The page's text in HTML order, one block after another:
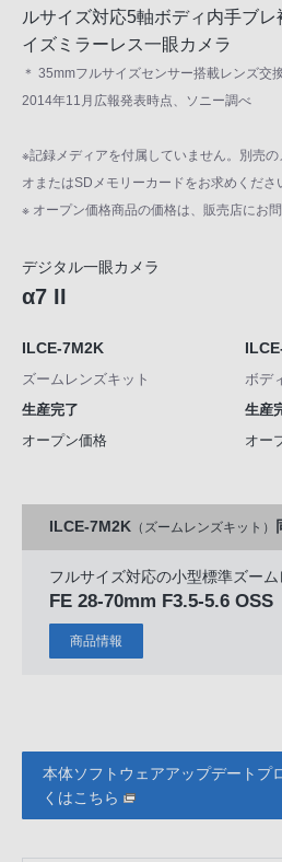
ルサイズ対応5軸ボディ内手ブ
イズミラーレス一眼カメラ
＊ 35mmフルサイズセンサー搭載レンズ交
2014年11月広報発表時点、ソニー調べ
※記録メディアを付属していません。別売
オまたはSDメモリーカードをお求めくださ
※ オープン価格商品の価格は、販売店にお
デジタル一眼カメラ
α7 II
ILCE-7M2K
ズームレンズキット
生産完了
オープン価格
ボデ
生産
オー
ILCE-7M2K （ズームレンズキット）
フルサイズ対応の小型標準ズー
FE 28-70mm F3.5-5.6 OSS
商品情報
本体ソフトウェアアップデートプ
くはこちら